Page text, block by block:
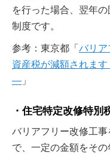
を行った場合、翌年
制度です。
参考：東京都「 バリア
資産税が減額されま
― 」
住宅特定改修特別
バリアフリー改修工
で、一定の金額をそ